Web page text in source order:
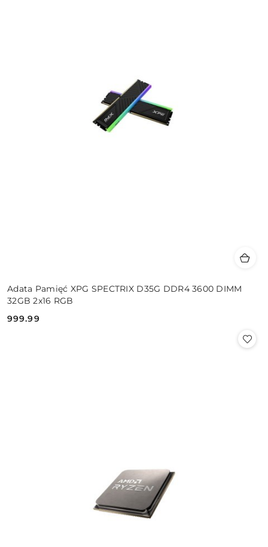
Adata Pamięć XPG SPECTRIX D35G DDR4 3600 DIMM
32GB 2x16 RGB
Cena:
999.99